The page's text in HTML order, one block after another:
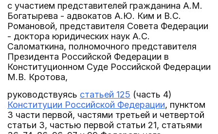
с участием представителей гражданина А.М.
Богатырева - адвокатов А.Ю. Ким и В.С.
Романовой, представителя Совета Федерации
- доктора юридических наук А.С.
Саломаткина, полномочного представителя
Президента Российской Федерации в
Конституционном Суде Российской Федерации
М.В. Кротова,
руководствуясь статьей 125 (часть 4)
Конституции Российской Федерации, пунктом
3 части первой, частями третьей и четвертой
статьи 3, частью первой статьи 21, статьями